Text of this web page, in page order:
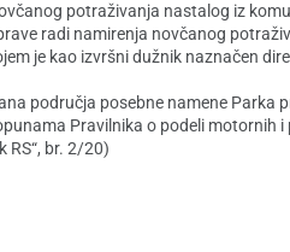
potraživanja nastalog iz
radi namirenja novčanog
je kao izvršni dužnik naznačen
područja posebne namene Parka
Pravilnika o podeli motornih
RS“, br. 2/20)